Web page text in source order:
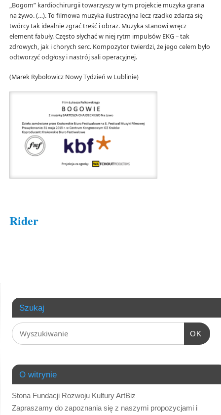
„Bogom” kardiochirurgii towarzyszy w tym projekcie muzyka grana
na żywo. (…). To filmowa muzyka ilustracyjna lecz rzadko zdarza się
twórcy tak idealnie zgrać treść i obraz. Muzyka stanowi wręcz
element fabuły. Często słychać w niej rytm impulsów EKG – tak
zdrowych, jak i chorych serc. Kompozytor twierdzi, że jego celem było
odtworzyć odgłosy i nastrój sali operacyjnej.
(Marek Rybołowicz Nowy Tydzień w Lublinie)
Rider
Szukaj
OK
O witrynie
Stona Fundacji Rozwoju Kultury ArtBiz
Zapraszamy do zapoznania się z naszymi propozycjami i